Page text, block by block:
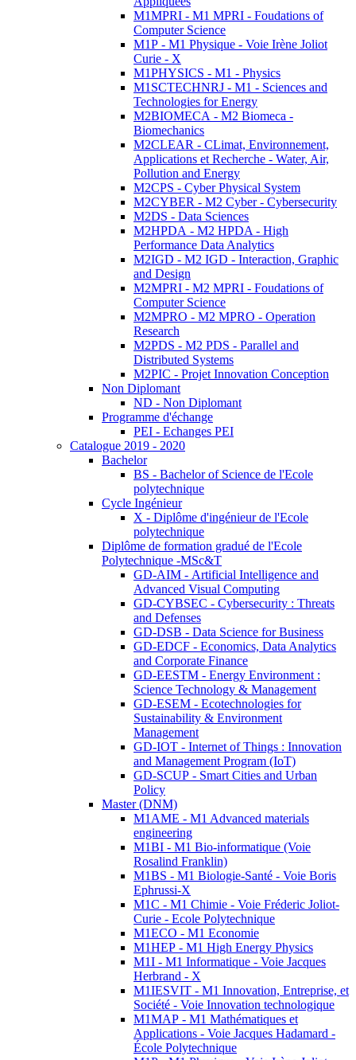
M1MPRI - M1 MPRI - Foudations of
Computer Science
M1P - M1 Physique - Voie Irène Joliot
Curie - X
M1PHYSICS - M1 - Physics
M1SCTECHNRJ - M1 - Sciences and
Technologies for Energy
M2BIOMECA - M2 Biomeca -
Biomechanics
M2CLEAR - CLimat, Environnement,
Applications et Recherche - Water, Air,
Pollution and Energy
M2CPS - Cyber Physical System
M2CYBER - M2 Cyber - Cybersecurity
M2DS - Data Sciences
M2HPDA - M2 HPDA - High
Performance Data Analytics
M2IGD - M2 IGD - Interaction, Graphic
and Design
M2MPRI - M2 MPRI - Foudations of
Computer Science
M2MPRO - M2 MPRO - Operation
Research
M2PDS - M2 PDS - Parallel and
Distributed Systems
M2PIC - Projet Innovation Conception
Non Diplomant
ND - Non Diplomant
Programme d'échange
PEI - Echanges PEI
Catalogue 2019 - 2020
Bachelor
BS - Bachelor of Science de l'Ecole
polytechnique
Cycle Ingénieur
X - Diplôme d'ingénieur de l'Ecole
polytechnique
Diplôme de formation gradué de l'Ecole
Polytechnique -MSc&T
GD-AIM - Artificial Intelligence and
Advanced Visual Computing
GD-CYBSEC - Cybersecurity : Threats
and Defenses
GD-DSB - Data Science for Business
GD-EDCF - Economics, Data Analytics
and Corporate Finance
GD-EESTM - Energy Environment :
Science Technology & Management
GD-ESEM - Ecotechnologies for
Sustainability & Environment
Management
GD-IOT - Internet of Things : Innovation
and Management Program (IoT)
GD-SCUP - Smart Cities and Urban
Policy
Master (DNM)
M1AME - M1 Advanced materials
engineering
M1BI - M1 Bio-informatique (Voie
Rosalind Franklin)
M1BS - M1 Biologie-Santé - Voie Boris
Ephrussi-X
M1C - M1 Chimie - Voie Fréderic Joliot-
Curie - Ecole Polytechnique
M1ECO - M1 Economie
M1HEP - M1 High Energy Physics
M1I - M1 Informatique - Voie Jacques
Herbrand - X
M1IESVIT - M1 Innovation, Entreprise, et
Société - Voie Innovation technologique
M1MAP - M1 Mathématiques et
Applications - Voie Jacques Hadamard -
École Polytechnique